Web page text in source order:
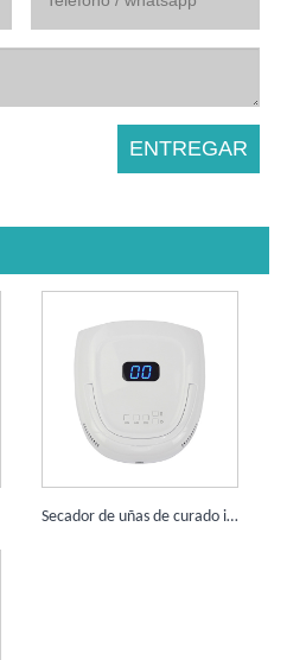
Secador de uñas de curado inalámbrico con batería de 72W, 42 LED, 15600mAh